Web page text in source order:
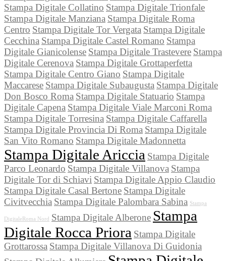
Stampa Digitale Collatino Stampa Digitale Trionfale
Stampa Digitale Manziana Stampa Digitale Roma
Centro Stampa Digitale Tor Vergata Stampa Digitale
Cecchina Stampa Digitale Castel Romano Stampa
Digitale Gianicolense Stampa Digitale Trastevere Stampa
Digitale Cerenova Stampa Digitale Grottaperfetta
Stampa Digitale Centro Giano Stampa Digitale
Maccarese Stampa Digitale Subaugusta Stampa Digitale
Don Bosco Roma Stampa Digitale Statuario Stampa
Digitale Capena Stampa Digitale Viale Marconi Roma
Stampa Digitale Torresina Stampa Digitale Caffarella
Stampa Digitale Provincia Di Roma Stampa Digitale
San Vito Romano Stampa Digitale Madonnetta
Stampa Digitale Ariccia Stampa Digitale
Parco Leonardo Stampa Digitale Villanova Stampa
Digitale Tor di Schiavi Stampa Digitale Appio Claudio
Stampa Digitale Casal Bertone Stampa Digitale
Civitvecchia Stampa Digitale Palombara Sabina Stampa
DigitaleRoma Nord Stampa Digitale Alberone Stampa
Digitale Rocca Priora Stampa Digitale
Grottarossa Stampa Digitale Villanova Di Guidonia